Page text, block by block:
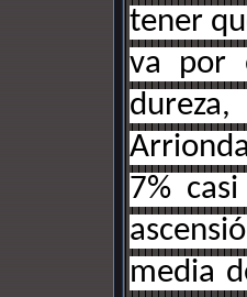
tener
va por
7%
media